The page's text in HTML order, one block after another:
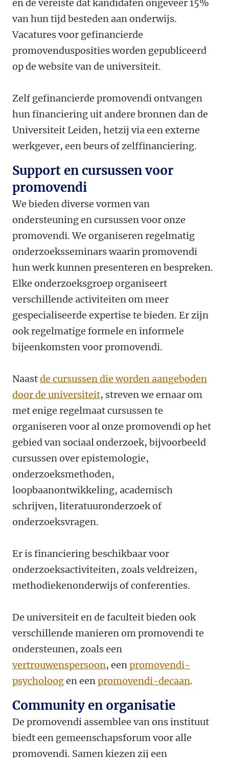
en de vereiste dat kandidaten ongeveer 15%
van hun tijd besteden aan onderwijs.
Vacatures voor gefinancierde
promovendusposities worden gepubliceerd
op de website van de universiteit.
Zelf gefinancierde promovendi ontvangen
hun financiering uit andere bronnen dan de
Universiteit Leiden, hetzij via een externe
werkgever, een beurs of zelffinanciering.
Support en cursussen voor
promovendi
We bieden diverse vormen van
ondersteuning en cursussen voor onze
promovendi. We organiseren regelmatig
onderzoeksseminars waarin promovendi
hun werk kunnen presenteren en bespreken.
Elke onderzoeksgroep organiseert
verschillende activiteiten om meer
gespecialiseerde expertise te bieden. Er zijn
ook regelmatige formele en informele
bijeenkomsten voor promovendi.
Naastde cursussen die worden aangeboden
door de universiteit, streven we ernaar om
met enige regelmaat cursussen te
organiseren voor al onze promovendi op het
gebied van sociaal onderzoek, bijvoorbeeld
cursussen over epistemologie,
onderzoeksmethoden,
loopbaanontwikkeling, academisch
schrijven, literatuuronderzoek of
onderzoeksvragen.
Er is financiering beschikbaar voor
onderzoeksactiviteiten, zoals veldreizen,
methodiekenonderwijs of conferenties.
De universiteit en de faculteit bieden ook
verschillende manieren om promovendi te
ondersteunen, zoals een
vertrouwenspersoon, eenpromovendi-
psycholoogen eenpromovendi-decaan.
Community en organisatie
De promovendi assemblee van ons instituut
biedt een gemeenschapsforum voor alle
promovendi. Samen kiezen zij een